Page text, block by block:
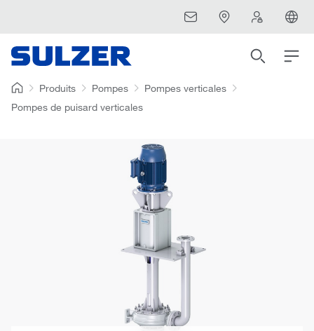
Produits Pompes
Pompes verticales
Pompes de puisard verticales